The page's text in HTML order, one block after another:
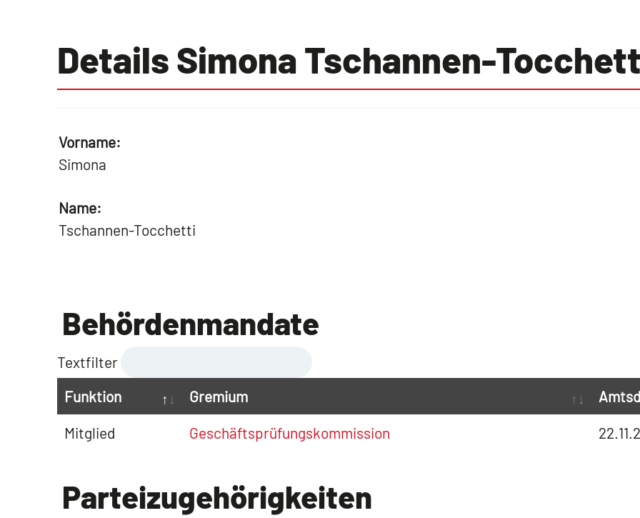
Details Simona Tschannen-
Vorname:
Simona
Name:
Tschannen-Tocchetti
Behördenmandate
Textfilter
Funktion
Gremium
Mitglied Geschäftsprüfungskommission
Parteizugehörigkeiten